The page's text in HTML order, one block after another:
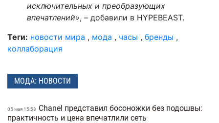
исключительных и преобразующих
впечатлений», – добавили в HYPEBEAST.
Теги: новости мира , мода , часы , бренды ,
коллаборация
МОДА: НОВОСТИ
05 мая 15:53
Chanel представил босоножки без подошвы:
практичность и цена впечатлили сеть